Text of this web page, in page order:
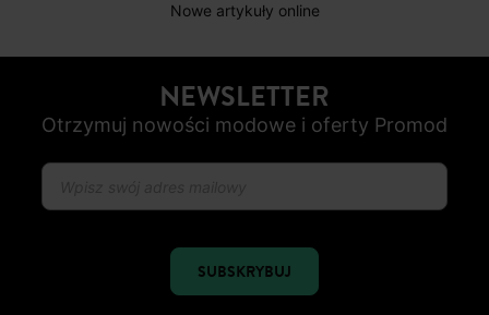
Nowe artykuły online
NEWSLETTER
Otrzymuj nowości modowe i oferty Promod
SUBSKRYBUJ